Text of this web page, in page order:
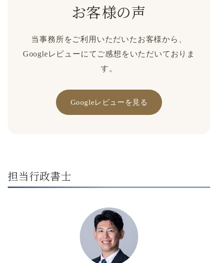
お客様の声
当事務所をご利用いただいたお客様から、
Googleレビューにてご感想をいただいておりま
す。
Googleレビューを見る
担当行政書士